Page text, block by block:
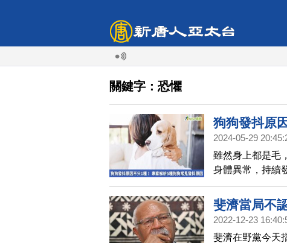
關鍵字：恐懼
狗狗發抖原
因
2024-05-29
雖然身上都是毛
身體異常，持續
狀，並在短時間
斐濟當局不
2022-12-23
斐濟在野黨今天